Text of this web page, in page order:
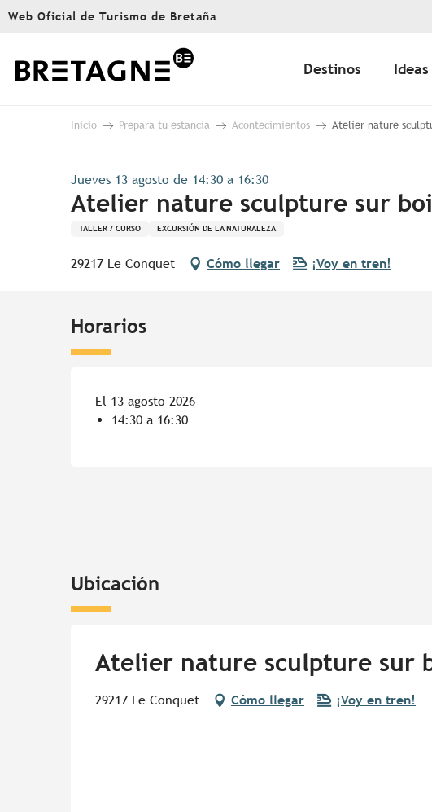
Aller
principal
Web Oficial de Turismo de Bretaña
Destinos
Inicio Prepara tu estancia Acontecimientos Atelier nature
Jueves 13 agosto de 14:30 a 16:30
Atelier nature sculpture sur
TALLER / CURSO EXCURSIÓN DE LA NATURALEZA
29217 Le Conquet Cómo llegar ¡Voy en tren!
Horarios
El 13 agosto 2026
14:30 a 16:30
Ubicación
Atelier nature sculpture sur
29217 Le Conquet Cómo llegar ¡Voy en tren!